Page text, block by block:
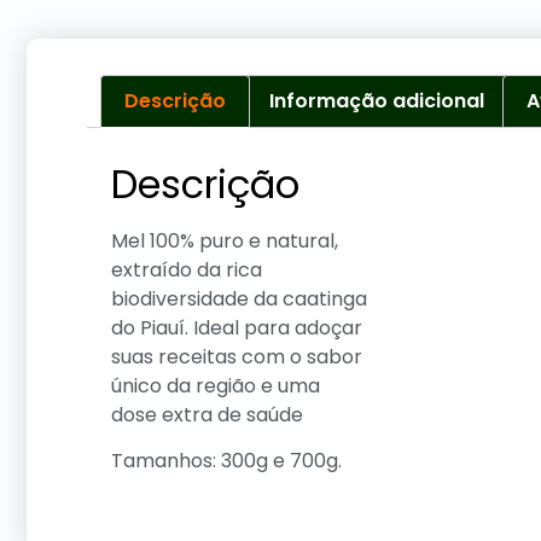
Descrição Informação adicional
Descrição
Mel 100% puro e natural,
extraído da rica
biodiversidade da caatinga
do Piauí. Ideal para adoçar
suas receitas com o sabor
único da região e uma
dose extra de saúde
Tamanhos: 300g e 700g.